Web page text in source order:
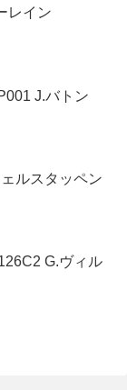
レイン
J.バトン
ルスタッペン
G.ヴィル